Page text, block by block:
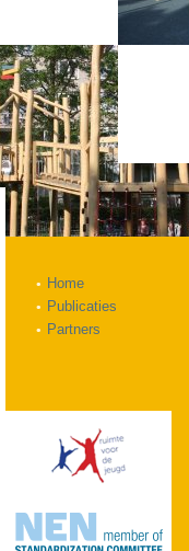
Home
Publicaties
Partners